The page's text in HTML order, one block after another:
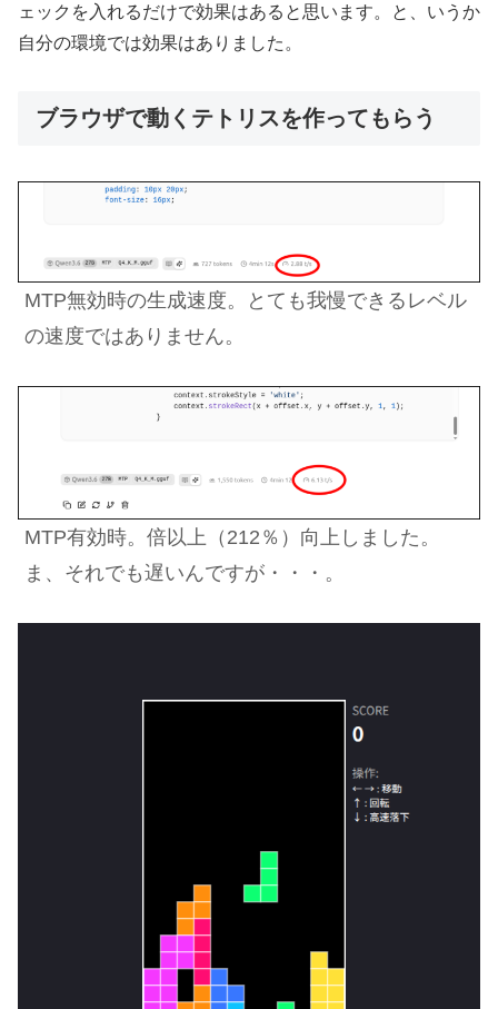
ェックを入れるだけで効果はあると思います。と、いうか
自分の環境では効果はありました。
ブラウザで動くテトリスを作ってもらう
MTP無効時の生成速度。とても我慢できるレベル
の速度ではありません。
MTP有効時。倍以上（212％）向上しました。
ま、それでも遅いんですが・・・。